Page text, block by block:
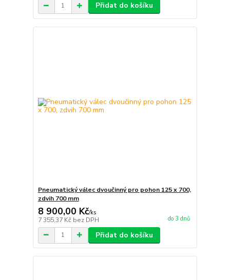
Přidat do košíku
Pneumatický válec dvoučinný pro pohon 125 x 700,
zdvih 700 mm
8 900,00 Kč/ks
7 355,37 Kč bez DPH do 3 dnů
Přidat do košíku